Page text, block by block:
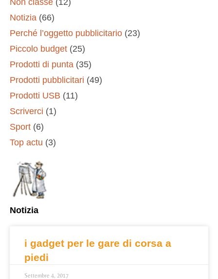
Notizia (66)
Perché l’oggetto pubblicitario (23)
Piccolo budget (25)
Prodotti di punta (35)
Prodotti pubblicitari (49)
Prodotti USB (11)
Scriverci (1)
Sport (6)
Top actu (3)
Notizia
i gadget per le gare di corsa a
piedi
Settembre 4, 2017